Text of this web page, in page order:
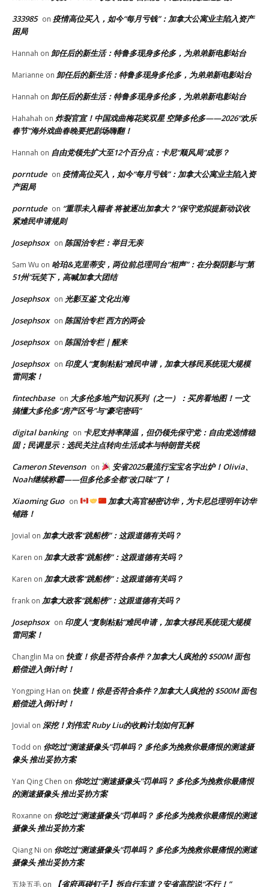
333985 on 疫情高位买入，如今“每月亏钱”：加拿大公寓业主陷入资产
困局
Hannah on 卸任后的新生活：特鲁多现身多伦多，为弟弟新电影站台
Marianne on 卸任后的新生活：特鲁多现身多伦多，为弟弟新电影站台
Hannah on 卸任后的新生活：特鲁多现身多伦多，为弟弟新电影站台
Hahahah on 炸裂官宣！中国戏曲梅花奖双星 空降多伦多——2026“欢乐
春节”海外戏曲春晚要把剧场嗨翻！
Hannah on 自由党领先扩大至12个百分点：卡尼“顺风局”成形？
porntude on 疫情高位买入，如今“每月亏钱”：加拿大公寓业主陷入资
产困局
porntude on “重罪未入籍者 将被逐出加拿大？”保守党拟提新动议收
紧难民申请规则
Josephsox on 陈国治专栏：举目无亲
Sam Wu on 哈珀&克里蒂安，两位前总理同台“相声”：在分裂阴影与“第
51州”玩笑下，高喊加拿大团结
Josephsox on 光影互鉴 文化出海
Josephsox on 陈国治专栏 西方的两会
Josephsox on 陈国治专栏｜醒来
Josephsox on 印度人“复制粘贴”难民申请，加拿大移民系统现大规模
雷同案！
fintechbase on 大多伦多地产知识系列（之一）：买房看地图！一文
搞懂大多伦多“房产区号”与“豪宅密码”
digital banking on 卡尼支持率降温，但仍领先保守党：自由党选情稳
固；民调显示：选民关注点转向生活成本与特朗普关税
Cameron Stevenson on
安省2025最流行宝宝名字出炉！Olivia、
Noah继续称霸——但多伦多全都“改口味”了！
Xiaoming Guo on
加拿大高官秘密访华，为卡尼总理明年访华
铺路！
Jovial on 加拿大政客“跳船榜”：这跟道德有关吗？
Karen on 加拿大政客“跳船榜”：这跟道德有关吗？
Karen on 加拿大政客“跳船榜”：这跟道德有关吗？
frank on 加拿大政客“跳船榜”：这跟道德有关吗？
Josephsox on 印度人“复制粘贴”难民申请，加拿大移民系统现大规模
雷同案！
Changlin Ma on 快查！你是否符合条件？加拿大人疯抢的 $500M 面包
赔偿进入倒计时！
Yongping Han on 快查！你是否符合条件？加拿大人疯抢的 $500M 面包
赔偿进入倒计时！
Jovial on 深挖！刘伟宏 Ruby Liu的收购计划如何瓦解
Todd on 你吃过“测速摄像头”罚单吗？ 多伦多为挽救你最痛恨的测速摄
像头 推出妥协方案
Yan Qing Chen on 你吃过“测速摄像头”罚单吗？ 多伦多为挽救你最痛恨
的测速摄像头 推出妥协方案
Roxanne on 你吃过“测速摄像头”罚单吗？ 多伦多为挽救你最痛恨的测速
摄像头 推出妥协方案
Qiang Ni on 你吃过“测速摄像头”罚单吗？ 多伦多为挽救你最痛恨的测速
摄像头 推出妥协方案
五块五毛 on 【省府再碰钉子】拆自行车道？安省高院说“不行！”